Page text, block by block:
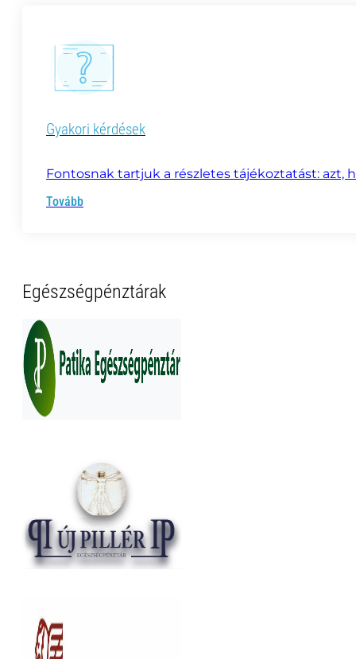
Gyakori kérdések
Fontosnak tartjuk a részletes tájékoztatást: azt,
Tovább
Egészségpénztárak